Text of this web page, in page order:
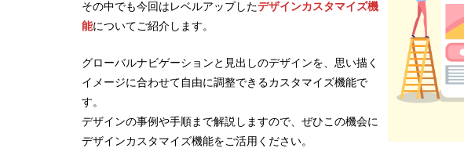
その中でも今回はレベルアップしたデザインカスタマイズ機
能についてご紹介します。
グローバルナビゲーションと見出しのデザインを、思い描く
イメージに合わせて自由に調整できるカスタマイズ機能で
す。
デザインの事例や手順まで解説しますので、ぜひこの機会に
デザインカスタマイズ機能をご活用ください。